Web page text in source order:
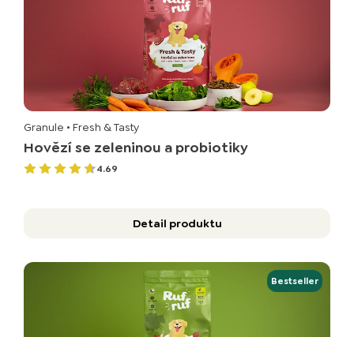
Granule • Fresh & Tasty
Hovězí se zeleninou a probiotiky
4.69
Detail produktu
Bestseller